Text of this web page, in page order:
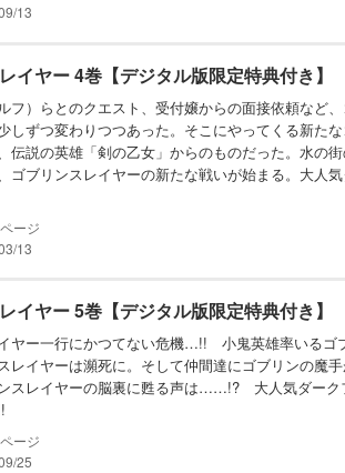
13
イヤー 4巻【デジタル版限定特典付き】
フ）らとのクエスト、受付嬢からの面接依頼など
しずつ変わりつつあった。そこにやってくる新た
伝説の英雄「剣の乙女」からのものだった。水の
ゴブリンスレイヤーの新たな戦いが始まる。大人
13
イヤー 5巻【デジタル版限定特典付き】
ヤー一行にかつてない危機…!! 小鬼英雄率いるゴ
レイヤーは瀕死に。そして仲間達にゴブリンの魔手
スレイヤーの脳裏に甦る声は……!? 大人気ダーク
25